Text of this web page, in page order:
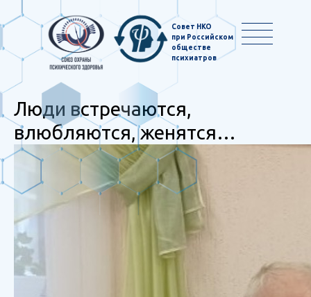
Совет НКО
при Российском
обществе
психиатров
Люди встречаются,
влюбляются, женятся…